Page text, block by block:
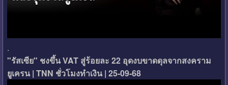
.
"รัสเซีย" ชงขึ้น VAT สู่ร้อยละ 22 อุดงบขาดดุลจากสงคราม
ยูเครน | TNN ชั่วโมงทำเงิน | 25-09-68